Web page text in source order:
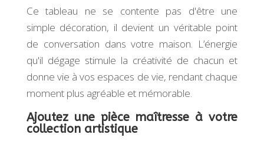
Ce tableau ne se contente pas d'être une
simple décoration, il devient un véritable point
de conversation dans votre maison. L’énergie
qu'il dégage stimule la créativité de chacun et
donne vie à vos espaces de vie, rendant chaque
moment plus agréable et mémorable.
Ajoutez une pièce maîtresse à votre
collection artistique